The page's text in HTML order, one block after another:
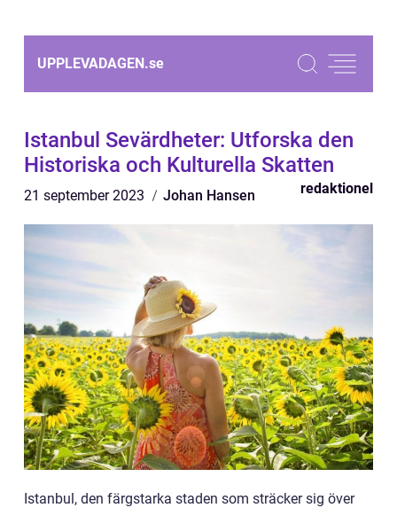
UPPLEVADAGEN.se
Istanbul Sevärdheter: Utforska den
Historiska och Kulturella Skatten
21 september 2023 Johan Hansen redaktionel
Istanbul, den färgstarka staden som sträcker sig över